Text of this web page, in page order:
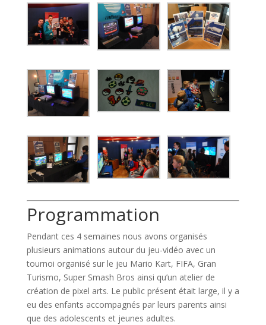
Programmation
Pendant ces 4 semaines nous avons organisés
plusieurs animations autour du jeu-vidéo avec un
tournoi organisé sur le jeu Mario Kart, FIFA, Gran
Turismo, Super Smash Bros ainsi qu’un atelier de
création de pixel arts. Le public présent était large, il y a
eu des enfants accompagnés par leurs parents ainsi
que des adolescents et jeunes adultes.